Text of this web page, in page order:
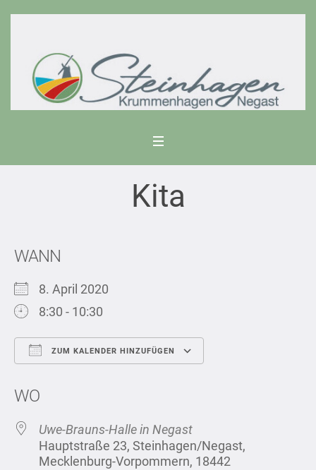
Kita
WANN
8. April 2020
8:30 - 10:30
ZUM KALENDER HINZUFÜGEN
WO
Uwe-Brauns-Halle in Negast
Hauptstraße 23, Steinhagen/Negast,
Mecklenburg-Vorpommern, 18442